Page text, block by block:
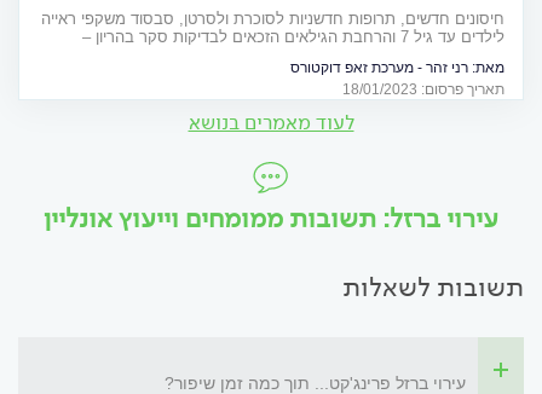
חיסונים חדשים, תרופות חדשניות לסוכרת ולסרטן, סבסוד משקפי ראייה
לילדים עד גיל 7 והרחבת הגילאים הזכאים לבדיקות סקר בהריון –
מאת: רני זהר - מערכת זאפ דוקטורס
תאריך פרסום: 18/01/2023
לעוד מאמרים בנושא
עירוי ברזל: תשובות ממומחים וייעוץ אונליין
תשובות לשאלות
עירוי ברזל פרינג'קט... תוך כמה זמן שיפור?